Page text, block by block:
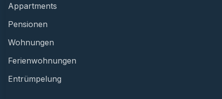
Appartments
Pensionen
Wohnungen
Ferienwohnungen
Entrümpelung